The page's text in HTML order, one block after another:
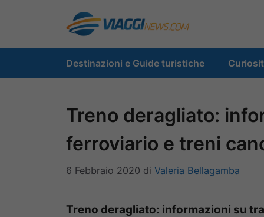
contenuto
Destinazioni e Guide turistiche
Treno deragliato:
ferroviario e treni
6 Febbraio 2020 di Valeria Bellagamba
Treno deragliato: informazioni su